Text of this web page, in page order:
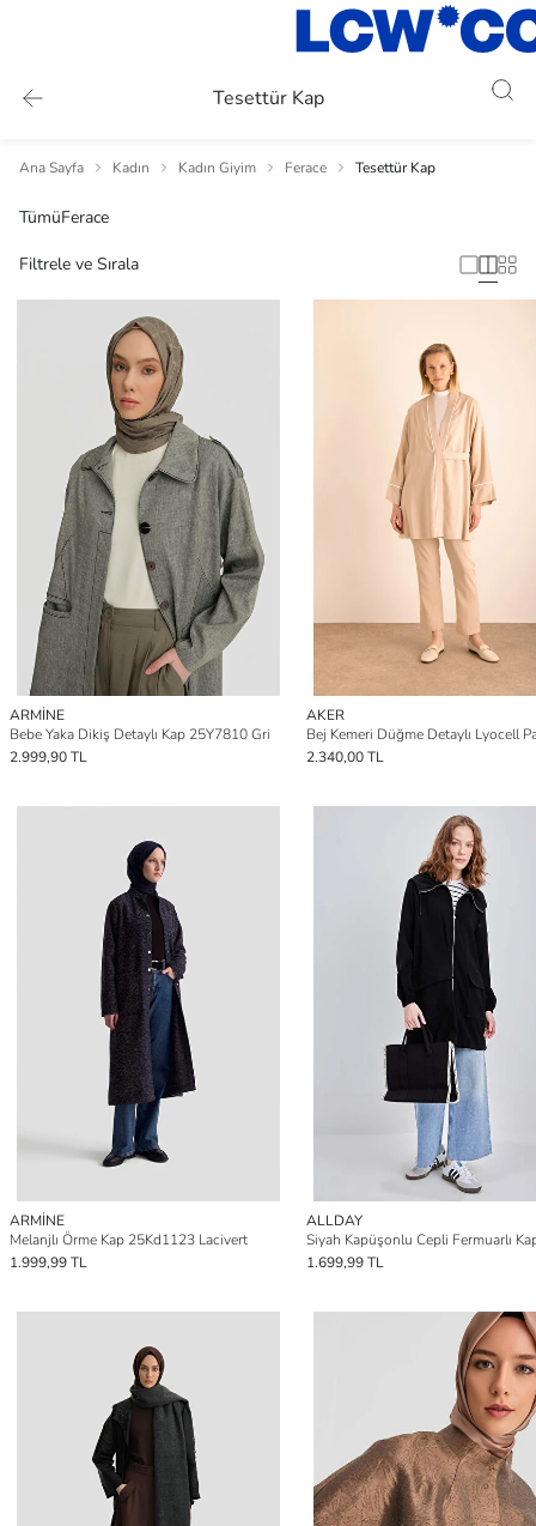
Tesettür Kap
Ana Sayfa Kadın Kadın Giyim Ferace Tesettür Kap
TümüFerace
Filtrele ve Sırala
ARMİNE
Bebe Yaka Dikiş Detaylı Kap 25Y7810 Gri
2.999,90 TL
AKER
2.340,00 TL
ARMİNE
Melanjlı Örme Kap 25Kd1123 Lacivert
1.999,99 TL
ALLDAY
Siyah Kapüşonlu Cepli Fermuarlı
1.699,99 TL